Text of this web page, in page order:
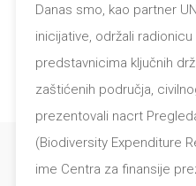
Danas smo, kao partner
inicijative, održali
predstavnicima ključnih
zaštićenih područja,
prezentovali nacrt
(Biodiversity Expenditure
ime Centra za finansije